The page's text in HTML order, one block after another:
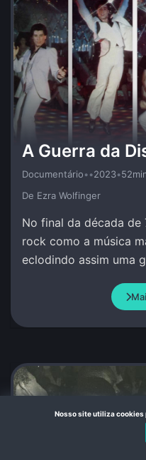
A Guerra da
Documentário••2023•
De Ezra Wolfinger
No final da década
rock como a música
eclodindo assim uma
Nosso site utiliza cookies